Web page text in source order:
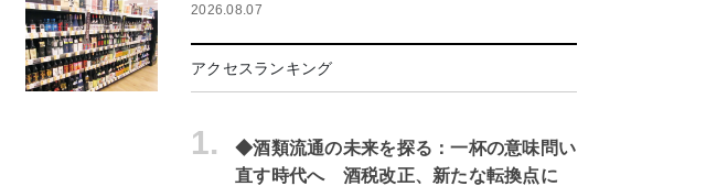
2026.08.07
アクセスランキング
1.
◆酒類流通の未来を探る：一杯の意味問い
直す時代へ 酒税改正、新たな転換点に